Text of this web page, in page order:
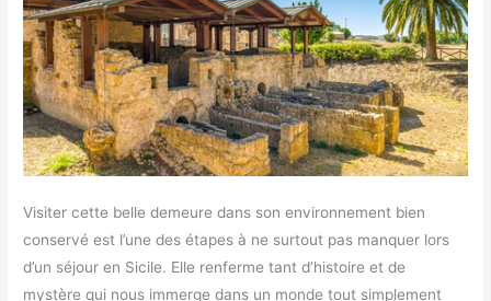
Visiter cette belle demeure dans son environnement bien
conservé est l’une des étapes à ne surtout pas manquer lors
d’un séjour en Sicile. Elle renferme tant d’histoire et de
mystère qui nous immerge dans un monde tout simplement